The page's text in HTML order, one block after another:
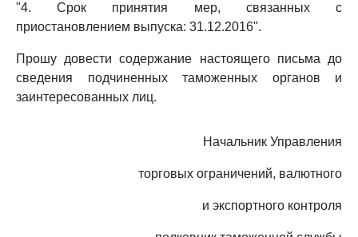
"4. Срок принятия мер, связанных с
приостановлением выпуска: 31.12.2016".
Прошу довести содержание настоящего письма до
сведения подчиненных таможенных органов и
заинтересованных лиц.
Начальник Управления
торговых ограничений, валютного
и экспортного контроля